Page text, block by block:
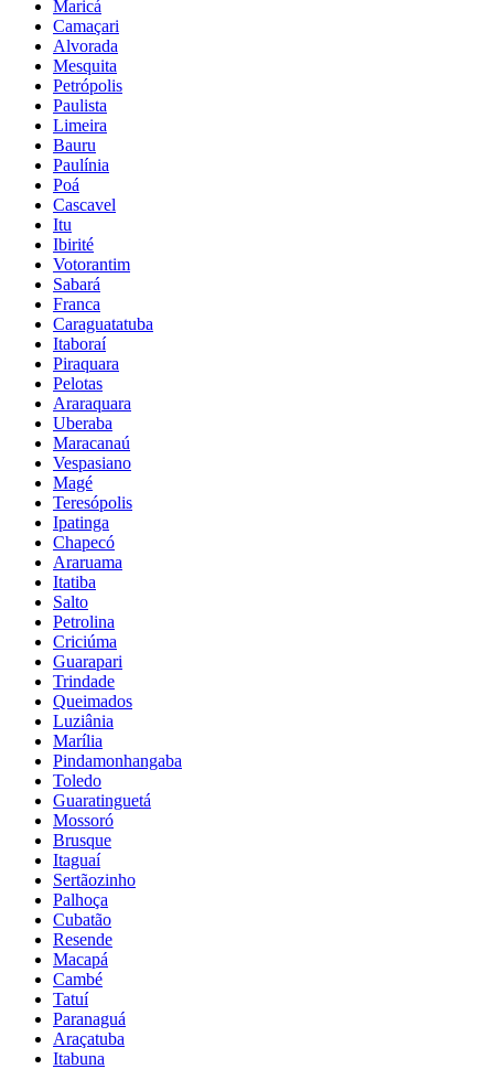
Maricá
Camaçari
Alvorada
Mesquita
Petrópolis
Paulista
Limeira
Bauru
Paulínia
Poá
Cascavel
Itu
Ibirité
Votorantim
Sabará
Franca
Caraguatatuba
Itaboraí
Piraquara
Pelotas
Araraquara
Uberaba
Maracanaú
Vespasiano
Magé
Teresópolis
Ipatinga
Chapecó
Araruama
Itatiba
Salto
Petrolina
Criciúma
Guarapari
Trindade
Queimados
Luziânia
Marília
Pindamonhangaba
Toledo
Guaratinguetá
Mossoró
Brusque
Itaguaí
Sertãozinho
Palhoça
Cubatão
Resende
Macapá
Cambé
Tatuí
Paranaguá
Araçatuba
Itabuna